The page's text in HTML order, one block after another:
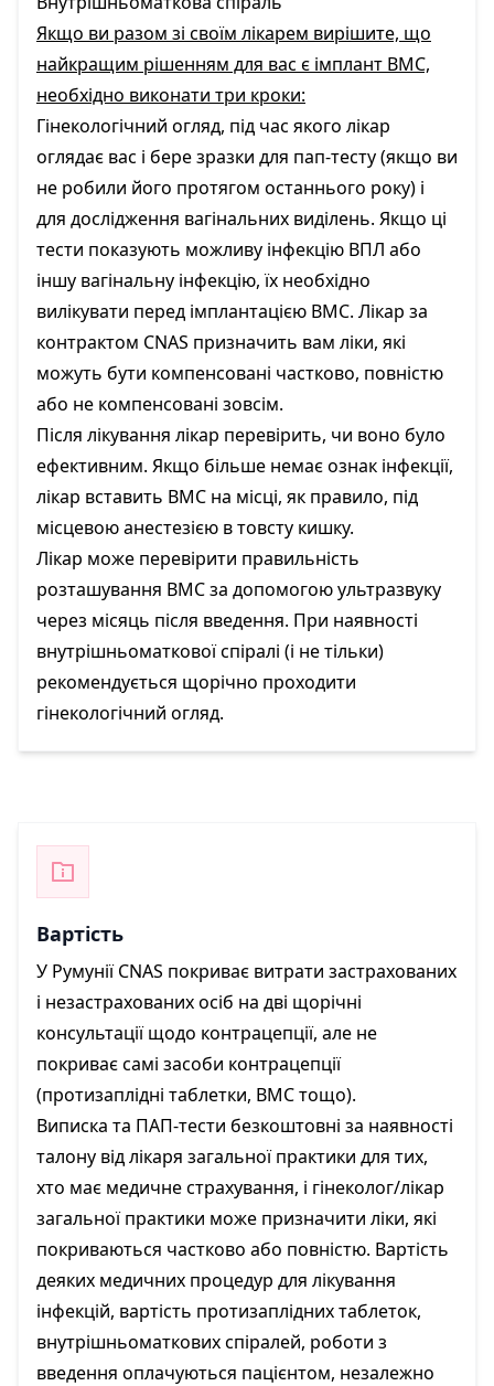
Якщо ви разом зі своїм лікарем вирішите, що
найкращим рішенням для вас є імплант ВМС,
необхідно виконати три кроки:
Гінекологічний огляд, під час якого лікар
оглядає вас і бере зразки для пап-тесту (якщо ви
не робили його протягом останнього року) і
для дослідження вагінальних виділень. Якщо ці
тести показують можливу інфекцію ВПЛ або
іншу вагінальну інфекцію, їх необхідно
вилікувати перед імплантацією ВМС. Лікар за
контрактом CNAS призначить вам ліки, які
можуть бути компенсовані частково, повністю
або не компенсовані зовсім.
Після лікування лікар перевірить, чи воно було
ефективним. Якщо більше немає ознак інфекції,
лікар вставить ВМС на місці, як правило, під
місцевою анестезією в товсту кишку.
Лікар може перевірити правильність
розташування ВМС за допомогою ультразвуку
через місяць після введення. При наявності
внутрішньоматкової спіралі (і не тільки)
рекомендується щорічно проходити
гінекологічний огляд.
Вартість
У Румунії CNAS покриває витрати застрахованих
і незастрахованих осіб на дві щорічні
консультації щодо контрацепції, але не
покриває самі засоби контрацепції
(протизаплідні таблетки, ВМС тощо).
Виписка та ПАП-тести безкоштовні за наявності
талону від лікаря загальної практики для тих,
хто має медичне страхування, і гінеколог/лікар
загальної практики може призначити ліки, які
покриваються частково або повністю. Вартість
деяких медичних процедур для лікування
інфекцій, вартість протизаплідних таблеток,
внутрішньоматкових спіралей, роботи з
введення оплачуються пацієнтом, незалежно